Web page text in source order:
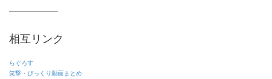
相互リンク
らぐろす
笑撃・びっくり動画まとめ